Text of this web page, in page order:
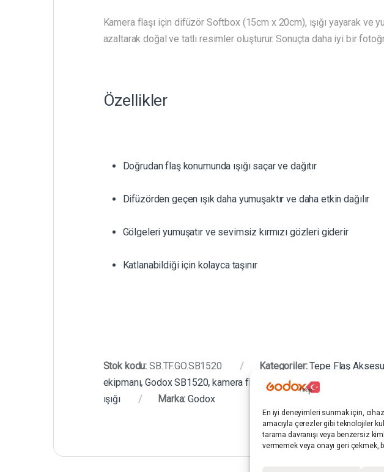
En iyi deneyimleri sunmak için,
amacıyla çerezler gibi teknolojiler
tarama davranışı veya benzersiz
vermemek veya onayı geri çekmek,
Kamera flaşı için difüzör Softbox (15cm x 20cm), ışığı yayarak ve
azaltarak doğal ve tatlı resimler oluşturur. Sonuçta daha iyi bir
Özellikler
Doğrudan flaş konumunda ışığı saçar ve dağıtır
Difüzörden geçen ışık daha yumuşaktır ve daha etkin dağılır
Gölgeleri yumuşatır ve sevimsiz kırmızı gözleri giderir
Katlanabildiği için kolayca taşınır
Stok kodu: SB.TF.GO.SB1520 Kategoriler:Tepe Flaş
ekipmanı,Godox SB1520,kamera flaşı difüzörü,katlanabilir flaş
ışığı
Marka:Godox